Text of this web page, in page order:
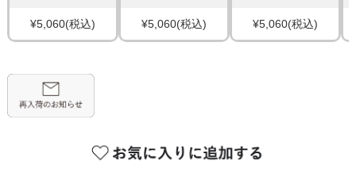
¥5,060(税込) ¥5,060(税込) ¥5,060(税込)